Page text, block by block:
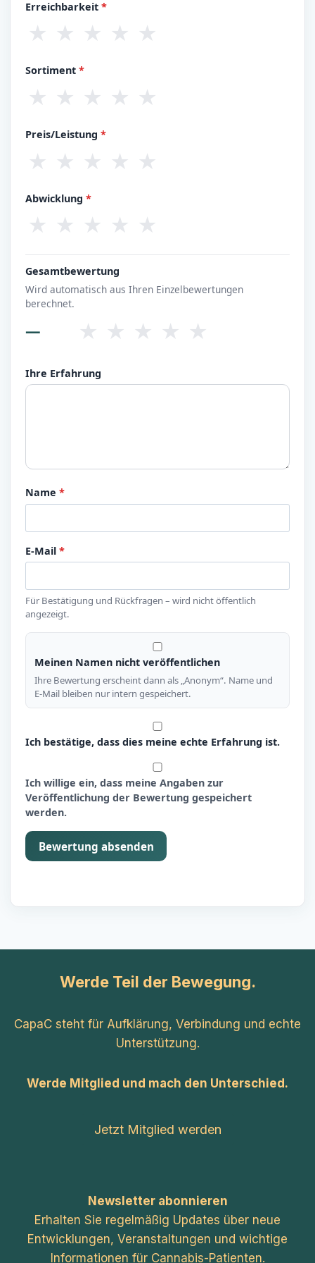
Erreichbarkeit*
★ ★ ★ ★ ★
Sortiment*
★ ★ ★ ★ ★
Preis/Leistung*
★ ★ ★ ★ ★
Abwicklung*
★ ★ ★ ★ ★
Gesamtbewertung
Wird automatisch aus Ihren Einzelbewertungen
berechnet.
— ★ ★ ★ ★ ★
Ihre Erfahrung
Name*
E-Mail*
Für Bestätigung und Rückfragen – wird nicht öffentlich
angezeigt.
Meinen Namen nicht veröffentlichen
Ihre Bewertung erscheint dann als „Anonym“. Name und
E-Mail bleiben nur intern gespeichert.
Ich bestätige, dass dies meine echte Erfahrung ist.
Ich willige ein, dass meine Angaben zur
Veröffentlichung der Bewertung gespeichert
werden.
Bewertung absenden
Werde Teil der Bewegung.
CapaC steht für Aufklärung, Verbindung und echte
Unterstützung.
Werde Mitglied und mach den Unterschied.
Jetzt Mitglied werden
Newsletter abonnieren
Erhalten Sie regelmäßig Updates über neue
Entwicklungen, Veranstaltungen und wichtige
Informationen für Cannabis-Patienten.